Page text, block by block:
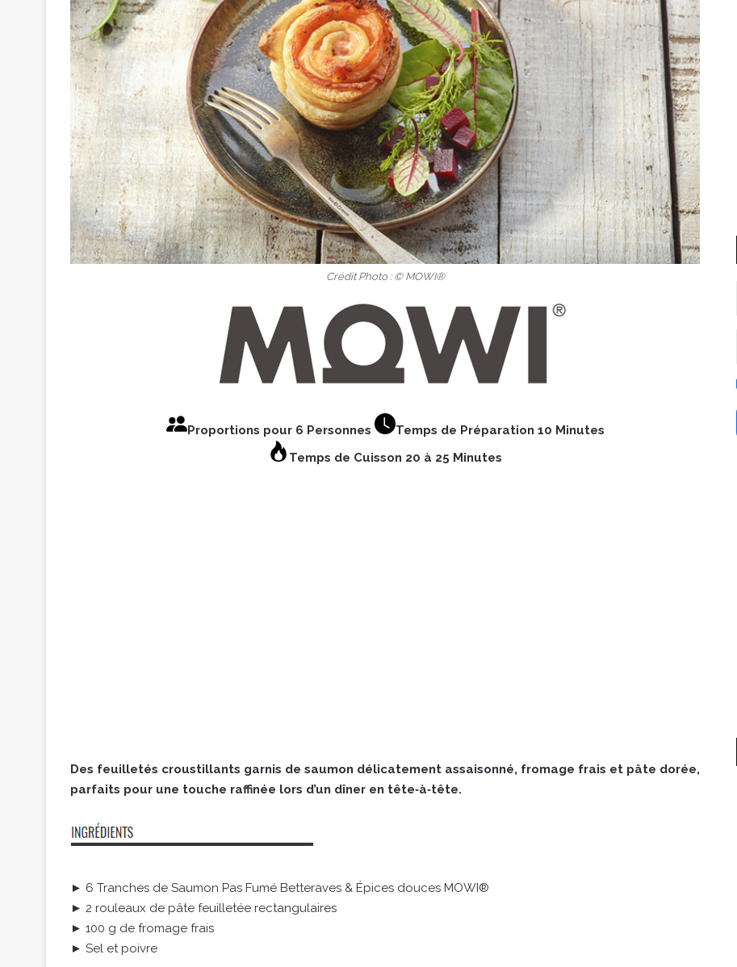
Crédit Photo : © MOWI®
Proportions pour 6 Personnes
Temps de Préparation 10 Minutes
Temps de Cuisson 20 à 25 Minutes
Des feuilletés croustillants garnis de saumon délicatement assaisonné, fromage frais et pâte dorée,
parfaits pour une touche raffinée lors d’un dîner en tête‑à‑tête.
► 6 Tranches de Saumon Pas Fumé Betteraves & Épices douces MOWI®
► 2 rouleaux de pâte feuilletée rectangulaires
► 100 g de fromage frais
► Sel et poivre